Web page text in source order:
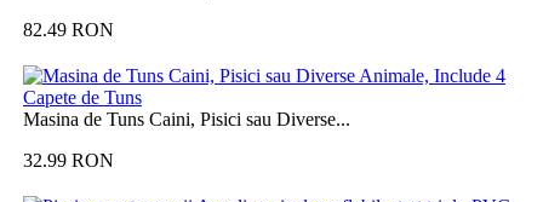
82.49 RON
Masina de Tuns Caini, Pisici sau Diverse...
32.99 RON